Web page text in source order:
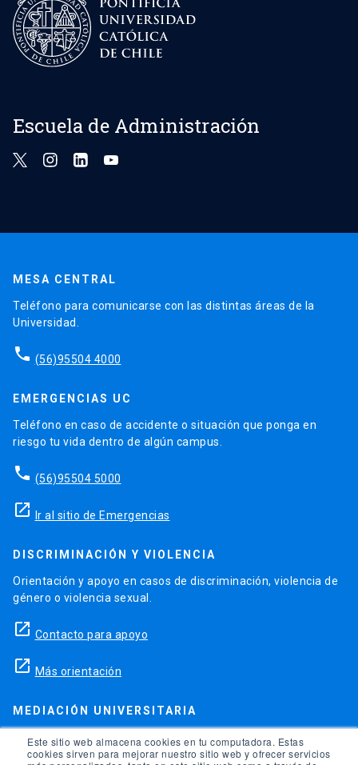
Este sitio web almacena cookies en tu computadora. Estas
cookies sirven para mejorar nuestro sitio web y ofrecer servicios
Escuela de Administración
MESA CENTRAL
Teléfono para comunicarse con las distintas áreas de la
Universidad.
phone (56)95504 4000
EMERGENCIAS UC
Teléfono en caso de accidente o situación que ponga en
riesgo tu vida dentro de algún campus.
phone (56)95504 5000
launch Ir al sitio de Emergencias
DISCRIMINACIÓN Y VIOLENCIA
Orientación y apoyo en casos de discriminación, violencia de
género o violencia sexual.
launch Contacto para apoyo
launch Más orientación
MEDIACIÓN UNIVERSITARIA
Teléfonos para orientación y consejo si se ha vulnerado
alguno de tus derechos en la universidad.